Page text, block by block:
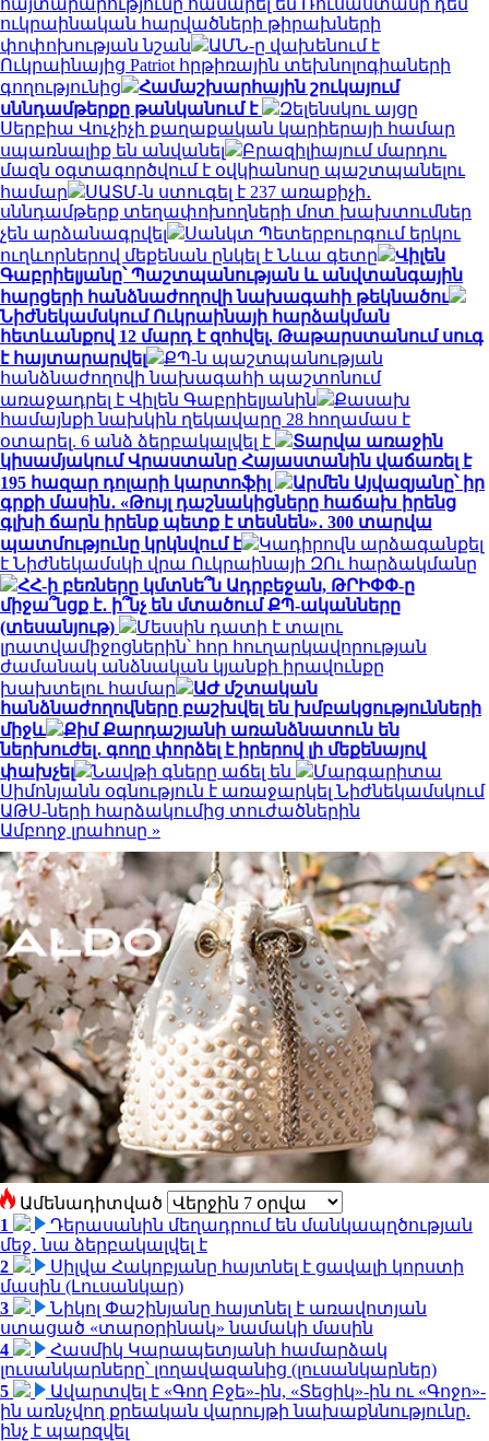
ուկրաինական հարվածների թիրախների
փոփոխության նշան
ԱՄՆ-ը վախենում է
Ուկրաինայից Patriot հրթիռային տեխնոլոգիաների
գողությունից
Համաշխարհային շուկայում
սննդամթերքը թանկանում է
Զելենսկու այցը
Սերբիա Վուչիչի քաղաքական կարիերայի համար
սպառնալիք են անվանել
Բրազիլիայում մարդու
մազն օգտագործվում է օվկիանոսը պաշտպանելու
համար
ՍԱՏՄ-ն ստուգել է 237 առաքիչի․
սննդամթերք տեղափոխողների մոտ խախտումներ
չեն արձանագրվել
Սանկտ Պետերբուրգում երկու
ուղևորներով մեքենան ընկել է Նևա գետը
Վիլեն
Գաբրիելյանը՝ Պաշտպանության և անվտանգային
հարցերի հանձնաժողովի նախագահի թեկնածու
Նիժնեկամսկում Ուկրաինայի հարձակման
հետևանքով 12 մարդ է զոհվել. Թաթարստանում սուգ
է հայտարարվել
ՔՊ-ն պաշտպանության
հանձնաժողովի նախագահի պաշտոնում
առաջադրել է Վիլեն Գաբրիելյանին
Քասախ
համայնքի նախկին ղեկավարը 28 հողամաս է
օտարել. 6 անձ ձերբակալվել է
Տարվա առաջին
կիսամյակում Վրաստանը Հայաստանին վաճառել է
195 հազար դոլարի կարտոֆիլ
Արմեն Այվազյանը՝ իր
գրքի մասին․ «Թույլ դաշնակիցները հաճախ իրենց
գլխի ճարն իրենք պետք է տեսնեն»․ 300 տարվա
պատմությունը կրկնվում է
Կադիրովն արձագանքել
է Նիժնեկամսկի վրա Ուկրաինայի ԶՈւ հարձակմանը
ՀՀ-ի բեռները կմտնե՞ն Ադրբեջան, ԹՐԻՓՓ-ը
միջա՞նցք է․ ի՞նչ են մտածում ՔՊ-ականները
(տեսանյութ)
Մեսսին դատի է տալու
լրատվամիջոցներին՝ հոր հուղարկավորության
ժամանակ անձնական կյանքի իրավունքը
խախտելու համար
ԱԺ մշտական
հանձնաժողովները բաշխվել են խմբակցությունների
միջև
Քիմ Քարդաշյանի առանձնատուն են
ներխուժել․ գողը փորձել է իրերով լի մեքենայով
փախչել
Նավթի գները աճել են
Մարգարիտա
Սիմոնյանն օգնություն է առաջարկել Նիժնեկամսկում
ԱԹՍ-ների հարձակումից տուժածներին
Ամբողջ լրահոսը »
Ամենադիտված
1
Դերասանին մեղադրում են մանկապղծության
մեջ․ նա ձերբակալվել է
2
Սիլվա Հակոբյանը հայտնել է ցավալի կորստի
մասին (Լուսանկար)
3
Նիկոլ Փաշինյանը հայտնել է առավոտյան
ստացած «տարօրինակ» նամակի մասին
4
Հասմիկ Կարապետյանի համարձակ
լուսանկարները՝ լողավազանից (լուսանկարներ)
5
Ավարտվել է «Գող Բջե»-ին, «Տեցիկ»-ին ու «Գոջո»-
ին առնչվող քրեական վարույթի նախաքննությունը.
ինչ է պարզվել